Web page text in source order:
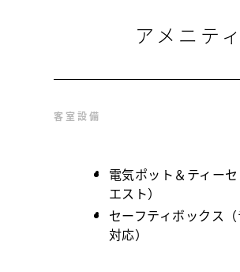
アメニテ
客室設備
電気ポット＆ティー
エスト）
セーフティボックス
対応）